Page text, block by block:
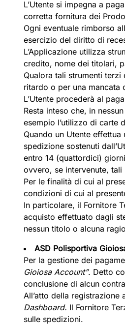
L’Utente si impegna a
corretta fornitura dei
Ogni eventuale rimborso
esercizio del diritto di
L’Applicazione utilizza
credito, nome dei titolari,
Qualora tali strumenti
ritardo o per una mancata
L’Utente procederà al
Resta inteso che, in
esempio l’utilizzo di carte
Quando un Utente
spedizione sostenuti
entro 14 (quattordici)
ovvero, se intervenute,
Per le finalità di cui al
condizioni di cui al
In particolare, il Fornitore
acquisto effettuato dagli
nessun titolo o alcuna
ASD Polisportiva
Per la gestione dei
Gioiosa Account”. Detto
conclusione di alcun
All’atto della registrazione
Dashboard. Il Fornitore
sulle spedizioni.